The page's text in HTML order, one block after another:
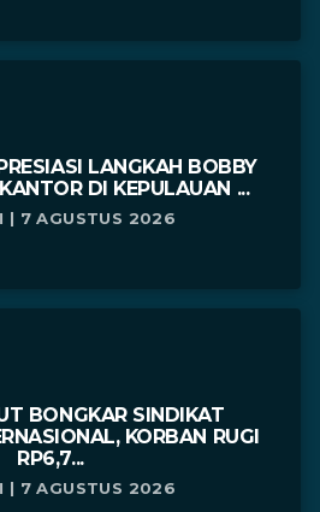
LANGKAH BOBBY
DI KEPULAUAN ...
| 7 AGUSTUS 2026
BONGKAR SINDIKAT
KORBAN RUGI
RP6,7...
| 7 AGUSTUS 2026